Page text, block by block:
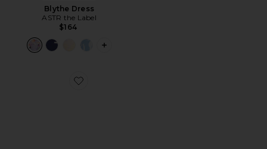
Blythe Dress
ASTR the Label
$164
PLUS ICON TO SEE MORE OPTIONS
Favorite Cloud 6 Sneaker